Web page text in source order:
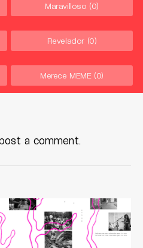
Maravilloso (0)
Revelador (0)
Merece MEME (0)
a comment.